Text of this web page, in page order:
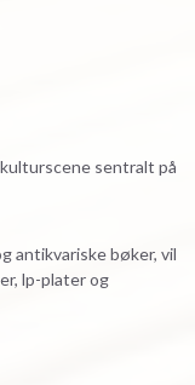
sentralt på
antikvariske bøker, vil
lp-plater og